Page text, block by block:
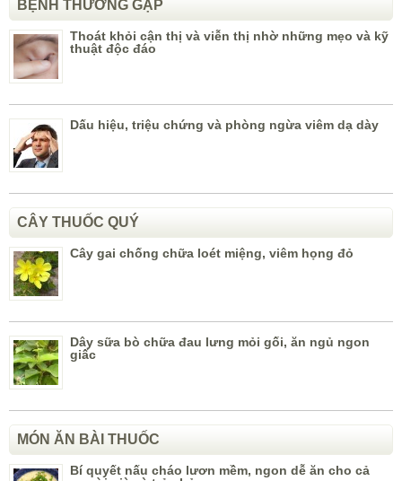
BỆNH THƯỜNG GẶP
Thoát khỏi cận thị và viễn thị nhờ những mẹo và kỹ
thuật độc đáo
Dấu hiệu, triệu chứng và phòng ngừa viêm dạ dày
CÂY THUỐC QUÝ
Cây gai chống chữa loét miệng, viêm họng đỏ
Dây sữa bò chữa đau lưng mỏi gối, ăn ngủ ngon
giấc
MÓN ĂN BÀI THUỐC
Bí quyết nấu cháo lươn mềm, ngon dễ ăn cho cả